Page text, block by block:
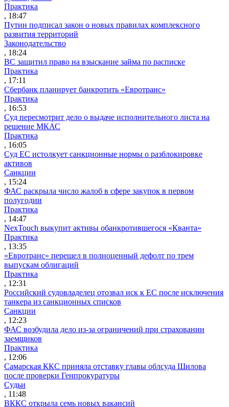
Практика
, 18:47
Путин подписал закон о новых правилах комплексного
развития территорий
Законодательство
, 18:24
ВС защитил право на взыскание займа по расписке
Практика
, 17:11
Сбербанк планирует банкротить «Евротранс»
Практика
, 16:53
Суд пересмотрит дело о выдаче исполнительного листа на
решение МКАС
Практика
, 16:05
Суд ЕС истолкует санкционные нормы о разблокировке
активов
Санкции
, 15:24
ФАС раскрыла число жалоб в сфере закупок в первом
полугодии
Практика
, 14:47
NexTouch выкупит активы обанкротившегося «Кванта»
Практика
, 13:35
«Евротранс» перешел в полноценный дефолт по трем
выпускам облигаций
Практика
, 12:31
Российский судовладелец отозвал иск к ЕС после исключения
танкера из санкционных списков
Санкции
, 12:23
ФАС возбудила дело из-за ограничений при страховании
заемщиков
Практика
, 12:06
Самарская ККС приняла отставку главы облсуда Шилова
после проверки Генпрокуратуры
Судьи
, 11:48
ВККС открыла семь новых вакансий